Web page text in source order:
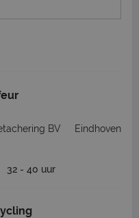
BV
Eindhoven
32 - 40 uur